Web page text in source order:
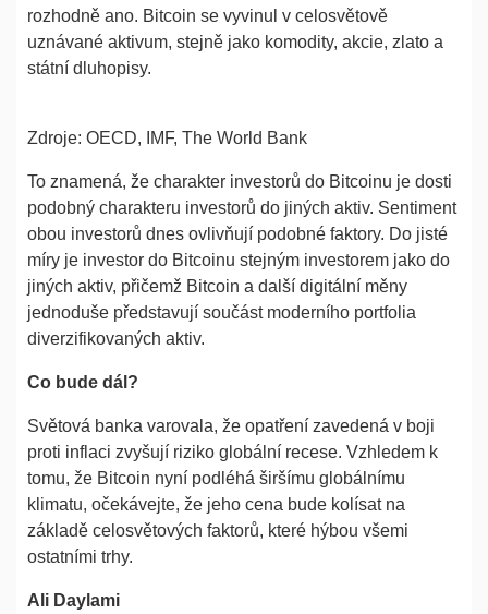
rozhodně ano. Bitcoin se vyvinul v celosvětově
uznávané aktivum, stejně jako komodity, akcie, zlato a
státní dluhopisy.
Zdroje: OECD, IMF, The World Bank
To znamená, že charakter investorů do Bitcoinu je dosti
podobný charakteru investorů do jiných aktiv. Sentiment
obou investorů dnes ovlivňují podobné faktory. Do jisté
míry je investor do Bitcoinu stejným investorem jako do
jiných aktiv, přičemž Bitcoin a další digitální měny
jednoduše představují součást moderního portfolia
diverzifikovaných aktiv.
Co bude dál?
Světová banka varovala, že opatření zavedená v boji
proti inflaci zvyšují riziko globální recese. Vzhledem k
tomu, že Bitcoin nyní podléhá širšímu globálnímu
klimatu, očekávejte, že jeho cena bude kolísat na
základě celosvětových faktorů, které hýbou všemi
ostatními trhy.
Ali Daylami